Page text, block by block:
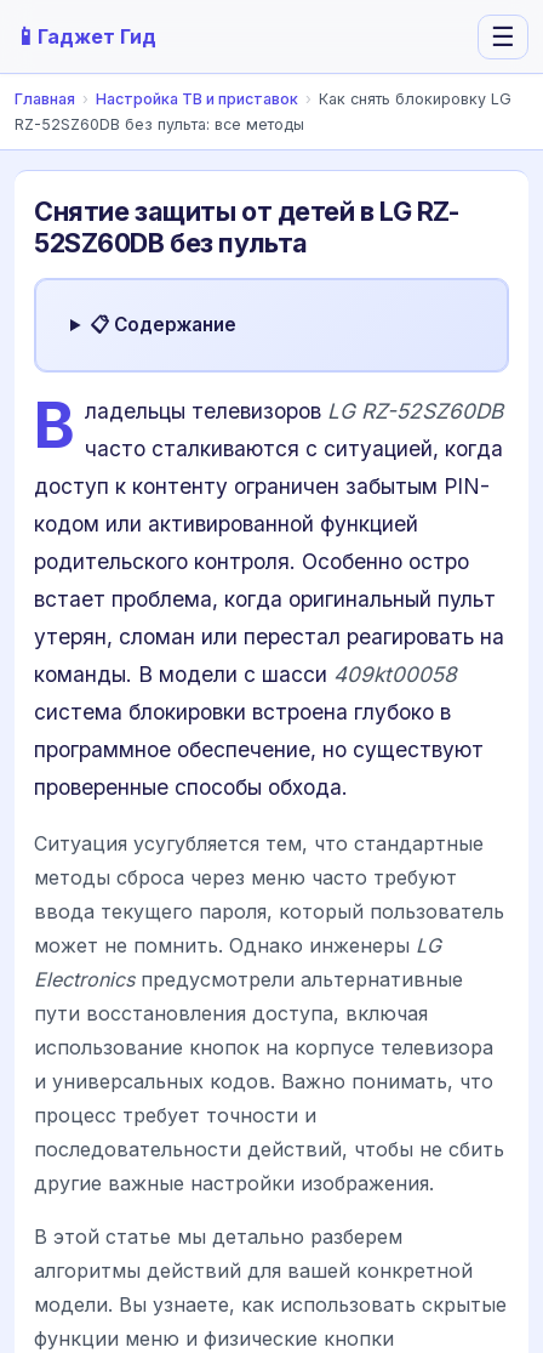
📱 Гаджет Гид ☰
Главная › Настройка ТВ и приставок › Как снять блокировку LG
RZ-52SZ60DB без пульта: все методы
Снятие защиты от детей в LG RZ-
52SZ60DB без пульта
📋 Содержание
В ладельцы телевизоров LG RZ-52SZ60DB
часто сталкиваются с ситуацией, когда
доступ к контенту ограничен забытым PIN-
кодом или активированной функцией
родительского контроля. Особенно остро
встает проблема, когда оригинальный пульт
утерян, сломан или перестал реагировать на
команды. В модели с шасси 409kt00058
система блокировки встроена глубоко в
программное обеспечение, но существуют
проверенные способы обхода.
Ситуация усугубляется тем, что стандартные
методы сброса через меню часто требуют
ввода текущего пароля, который пользователь
может не помнить. Однако инженеры LG
Electronicsпредусмотрели альтернативные
пути восстановления доступа, включая
использование кнопок на корпусе телевизора
и универсальных кодов. Важно понимать, что
процесс требует точности и
последовательности действий, чтобы не сбить
другие важные настройки изображения.
В этой статье мы детально разберем
алгоритмы действий для вашей конкретной
модели. Вы узнаете, как использовать скрытые
функции меню и физические кнопки